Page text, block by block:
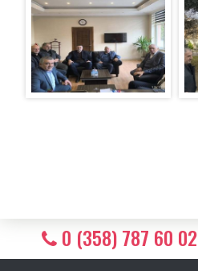
0 (358) 787 60 02